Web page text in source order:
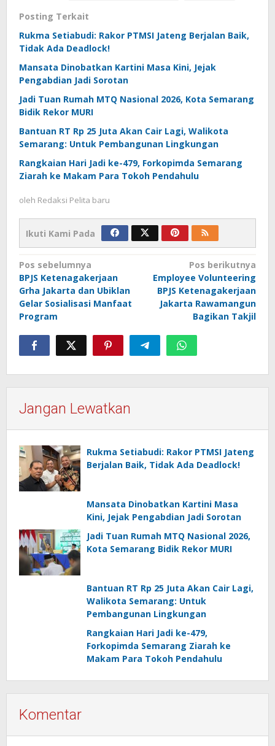
Posting Terkait
Rukma Setiabudi: Rakor PTMSI Jateng Berjalan Baik,
Tidak Ada Deadlock!
Mansata Dinobatkan Kartini Masa Kini, Jejak
Pengabdian Jadi Sorotan
Jadi Tuan Rumah MTQ Nasional 2026, Kota Semarang
Bidik Rekor MURI
Bantuan RT Rp 25 Juta Akan Cair Lagi, Walikota
Semarang: Untuk Pembangunan Lingkungan
Rangkaian Hari Jadi ke-479, Forkopimda Semarang
Ziarah ke Makam Para Tokoh Pendahulu
oleh Redaksi Pelita baru
Ikuti Kami Pada
Navigasi
pos
Pos sebelumnya
BPJS Ketenagakerjaan
Grha Jakarta dan Ubiklan
Gelar Sosialisasi Manfaat
Program
Pos berikutnya
Employee Volunteering
BPJS Ketenagakerjaan
Jakarta Rawamangun
Bagikan Takjil
Jangan Lewatkan
Rukma Setiabudi: Rakor PTMSI Jateng
Berjalan Baik, Tidak Ada Deadlock!
Mansata Dinobatkan Kartini Masa
Kini, Jejak Pengabdian Jadi Sorotan
Jadi Tuan Rumah MTQ Nasional 2026,
Kota Semarang Bidik Rekor MURI
Bantuan RT Rp 25 Juta Akan Cair Lagi,
Walikota Semarang: Untuk
Pembangunan Lingkungan
Rangkaian Hari Jadi ke-479,
Forkopimda Semarang Ziarah ke
Makam Para Tokoh Pendahulu
Komentar